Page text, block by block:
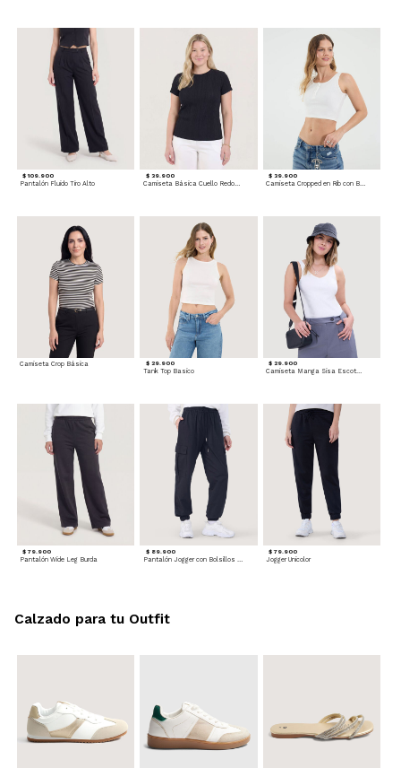
$ 109.900
Pantalón Fluido Tiro Alto
$ 39.900
Camiseta Básica Cuello Redondo
$ 39.900
Camiseta Crop Básica $ 29.900
Tank Top Basico
$ 29.900
Camiseta Manga Sisa Escotada
$ 79.900
Pantalón Wide Leg Burda
$ 89.900
Pantalón Jogger con Bolsillos Cargo
$ 79.900
Jogger Unicolor
Calzado para tu Outfit